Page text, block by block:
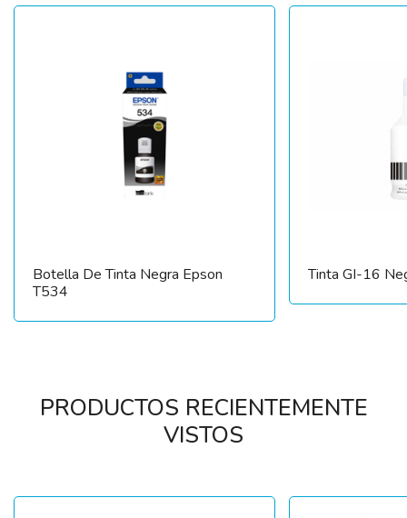
Botella De Tinta Negra Epson
T534
Tinta GI-16
PRODUCTOS RECIENTEMENTE
VISTOS